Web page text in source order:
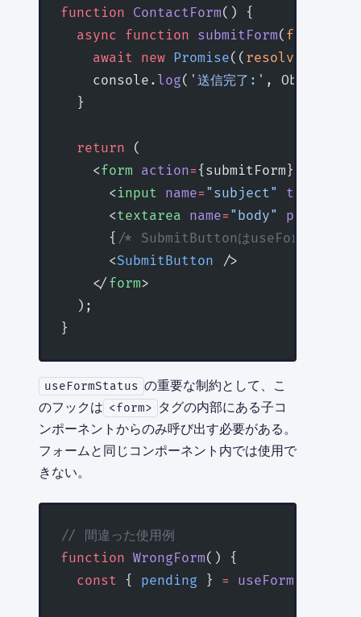
function ContactForm() {
  async
function submitForm( formData
    await
new Promise(( resolve
    console.
log( '送信完了:' , Object.
  }
  return
(
    <
form action= {submitForm}>
      <
input name= "subject" type
      <
textarea name= "body"
      {
/* SubmitButtonはuseFormStatus
      <
SubmitButton />
    </
form>
  );
}
useFormStatus の重要な制約として、こ
のフックは <form> タグの内部にある子コ
ンポーネントからのみ呼び出す必要がある。
フォームと同じコンポーネント内では使用で
きない。
// 間違った使用例
function WrongForm() {
  const
{ pending } = useFormStatus